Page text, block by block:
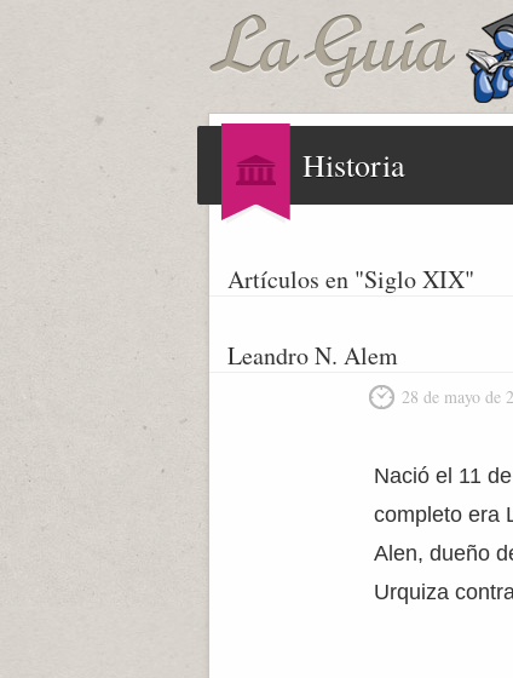
Historia
Artículos en "Siglo XIX"
Leandro N. Alem
28 de mayo de
Nació el 11
completo era
Alen, dueño
Urquiza